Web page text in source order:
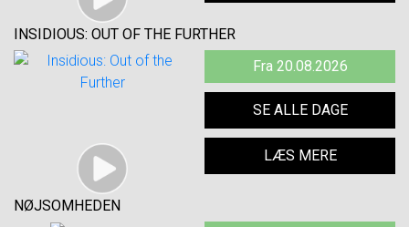
INSIDIOUS: OUT OF THE FURTHER
Fra 20.08.2026
SE ALLE DAGE
LÆS MERE
NØJSOMHEDEN